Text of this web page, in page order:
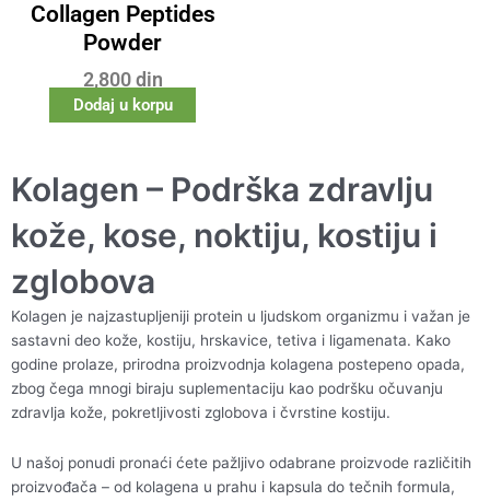
Collagen Peptides
Powder
2,800 din
Dodaj u korpu
Kolagen – Podrška zdravlju
kože, kose, noktiju, kostiju i
zglobova
Kolagen je najzastupljeniji protein u ljudskom organizmu i važan je
sastavni deo kože, kostiju, hrskavice, tetiva i ligamenata. Kako
godine prolaze, prirodna proizvodnja kolagena postepeno opada,
zbog čega mnogi biraju suplementaciju kao podršku očuvanju
zdravlja kože, pokretljivosti zglobova i čvrstine kostiju.
U našoj ponudi pronaći ćete pažljivo odabrane proizvode različitih
proizvođača – od kolagena u prahu i kapsula do tečnih formula,